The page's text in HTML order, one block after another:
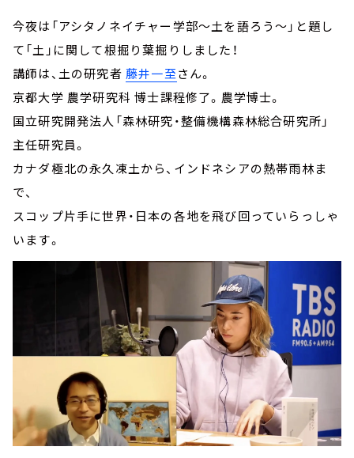
今夜は「アシタノネイチャー学部～土を語ろう～」と題し
て「土」に関して根掘り葉掘りしました！
講師は、土の研究者 藤井一至さん。
京都大学 農学研究科 博士課程修了。農学博士。
国立研究開発法人「森林研究・整備機構森林総合研究所」
主任研究員。
カナダ極北の永久凍土から、インドネシアの熱帯雨林ま
で、
スコップ片手に世界・日本の各地を飛び回っていらっしゃ
います。